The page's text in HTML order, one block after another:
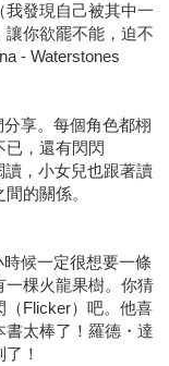
發現自己被其中一
你欲罷不能，迫不
- Waterstones
享。每個角色都栩
已，還有閃閃
讀，小女兒也跟著讀
的關係。
一定很想要一條
一棵火龍果樹。你猜
（Flicker）吧。他喜
太棒了！羅德・達
！